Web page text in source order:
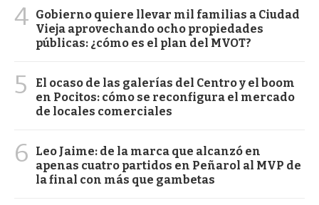
4 Gobierno quiere llevar mil familias a Ciudad
Vieja aprovechando ocho propiedades
públicas: ¿cómo es el plan del MVOT?
5
El ocaso de las galerías del Centro y el boom
en Pocitos: cómo se reconfigura el mercado
de locales comerciales
6
Leo Jaime: de la marca que alcanzó en
apenas cuatro partidos en Peñarol al MVP de
la final con más que gambetas